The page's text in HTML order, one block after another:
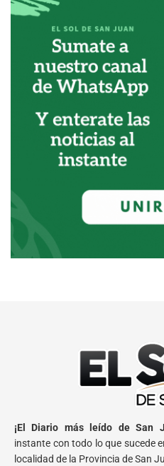
¡El Diario más leído de San
instante con todo lo que sucede
localidad de la Provincia de San